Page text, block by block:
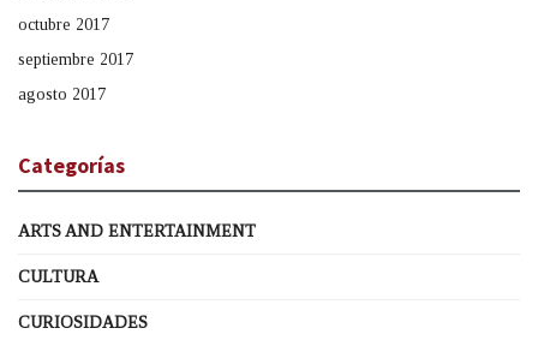
octubre 2017
septiembre 2017
agosto 2017
Categorías
ARTS AND ENTERTAINMENT
CULTURA
CURIOSIDADES